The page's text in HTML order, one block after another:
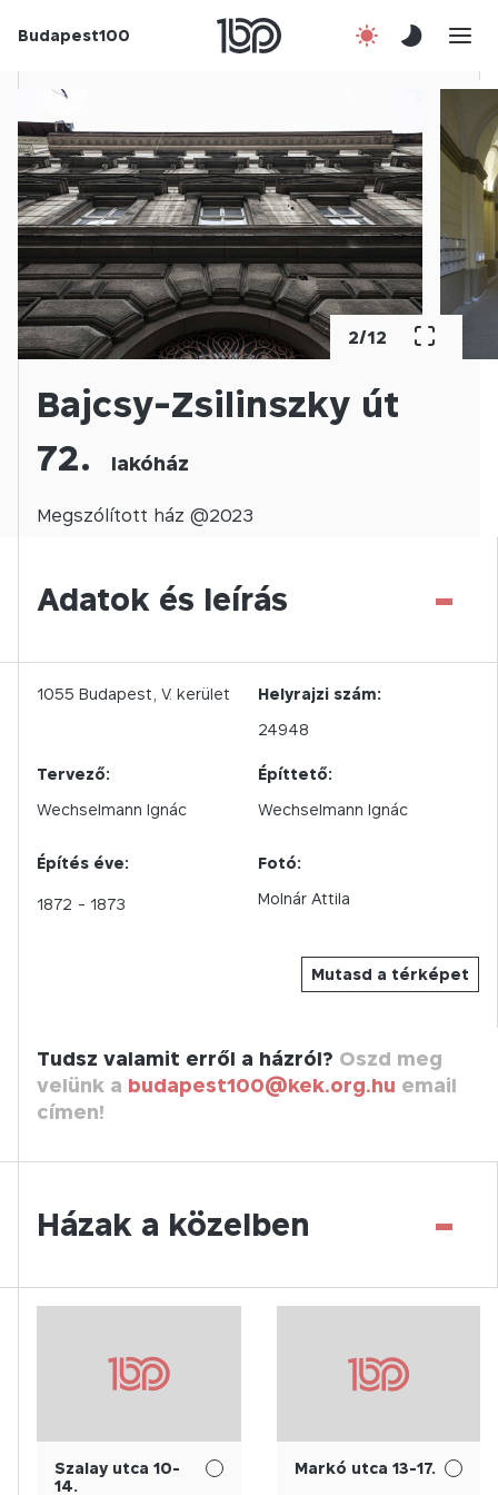
Budapest100
Csatlakozz!
Kapcsolat
En
2/12
Bajcsy-Zsilinszky út
72.
lakóház
Megszólított ház @2023
Adatok és leírás -
Mutasd a térképet
1055 Budapest, V. kerület
Helyrajzi szám:
24948
Tervező:
Wechselmann Ignác
Építtető:
Wechselmann Ignác
Építés éve:
1872 - 1873
Fotó:
Molnár Attila
Tudsz valamit erről a házról? Oszd meg
velünk a budapest100@kek.org.hu email
címen!
Házak a közelben -
Szalay utca 10-
14.
Markó utca 13-17.